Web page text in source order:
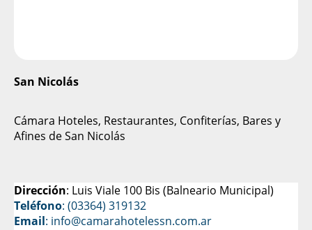
San Nicolás
Cámara Hoteles, Restaurantes, Confiterías, Bares y
Afines de San Nicolás
Dirección: Luis Viale 100 Bis (Balneario Municipal)
Teléfono: (03364) 319132
Email: info@camarahotelessn.com.ar